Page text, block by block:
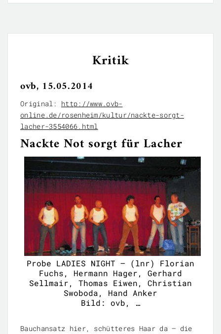
Kritik
ovb, 15.05.2014
Original: http://www.ovb-
online.de/rosenheim/kultur/nackte-sorgt-
lacher-3554066.html
Nackte Not sorgt für Lacher
Probe LADIES NIGHT – (lnr) Florian
Fuchs, Hermann Hager, Gerhard
Sellmair, Thomas Eiwen, Christian
Swoboda, Hand Anker
Bild: ovb, …
Bauchansatz hier, schütteres Haar da – die